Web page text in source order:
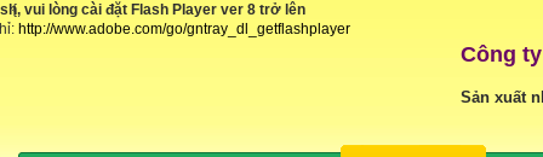
vui lòng cài đặt Flash Player ver 8 trở lên
http://www.adobe.com/go/gntray_dl_getflashplayer
{
Công
Sản xuất